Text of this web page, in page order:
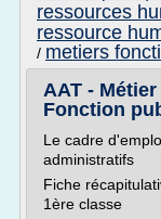
ressources
ressource
/ metiers
AAT -
Fonction
Le cadre
administratifs
Fiche
1ère classe